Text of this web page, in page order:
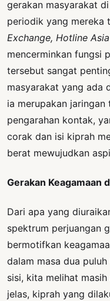
gerakan masyarakat
periodik yang mereka
Exchange, Hotline
mencerminkan fungsi
tersebut sangat
masyarakat yang ada
ia merupakan
pengarahan kontak,
corak dan isi kiprah
berat mewujudkan
Gerakan Keagamaan
Dari apa yang
spektrum perjuangan
bermotifkan
dalam masa dua
sisi, kita melihat
jelas, kiprah yang